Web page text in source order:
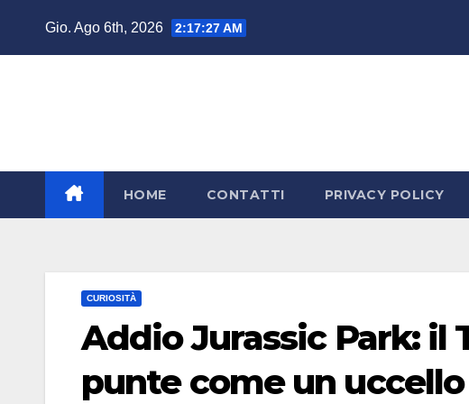
Gio. Ago 6th, 2026 2:17:27 AM
HOME CONTATTI PRIVACY POLICY
CURIOSITÀ
Addio Jurassic Park: il
punte come un uccello